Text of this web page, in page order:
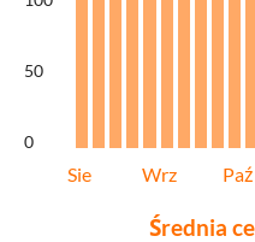
50
0
Sie Wrz Paź
Średnia